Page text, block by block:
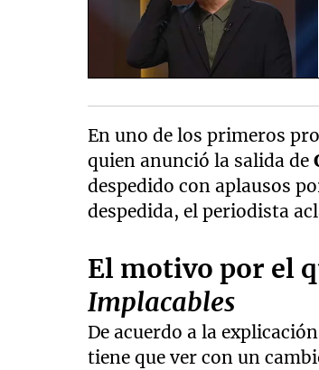
En uno de los primeros
quien anunció la salida de
despedido con aplausos
despedida, el periodista
El motivo por el
Implacables
De acuerdo a la
tiene que ver con un